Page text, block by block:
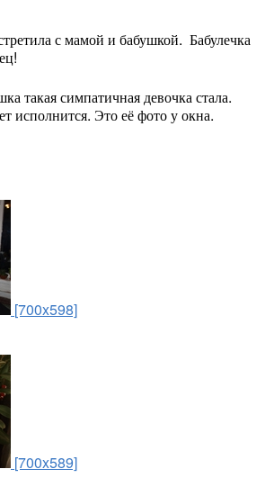
с мамой и бабушкой. Бабулечка
такая симпатичная девочка стала.
исполнится. Это её фото у окна.
[700x598]
[700x589]